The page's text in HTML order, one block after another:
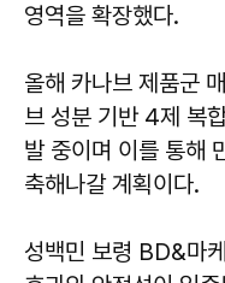
영역을 확장했다.
올해 카나브 제품군
브 성분 기반 4제 복
발 중이며 이를 통해
축해나갈 계획이다.
성백민 보령 BD&마